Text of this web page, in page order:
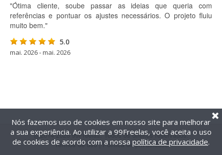
"Ótima cliente, soube passar as ideias que queria com
referências e pontuar os ajustes necessários. O projeto fluiu
muito bem."
5.0
mai. 2026 - mai. 2026
@2014-2026 99Freelas. Todos os direitos reservados.
Termos de uso| Política de privacidade
Nós fazemos uso de cookies em nosso site para melhorar
a sua experiência. Ao utilizar a 99Freelas, você aceita o uso
de cookies de acordo com a nossa política de privacidade.